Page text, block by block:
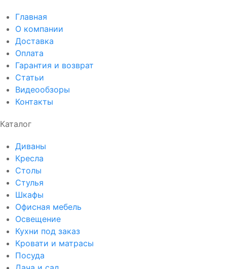
Главная
О компании
Доставка
Оплата
Гарантия и возврат
Статьи
Видеообзоры
Контакты
Каталог
Диваны
Кресла
Столы
Стулья
Шкафы
Офисная мебель
Освещение
Кухни под заказ
Кровати и матрасы
Посуда